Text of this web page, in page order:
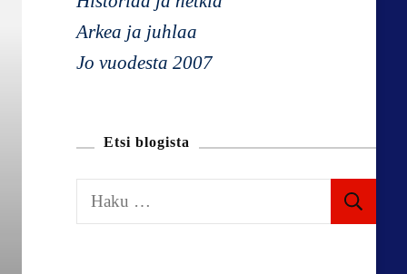
Arkea ja juhlaa
Jo vuodesta 2007
Etsi blogista
a